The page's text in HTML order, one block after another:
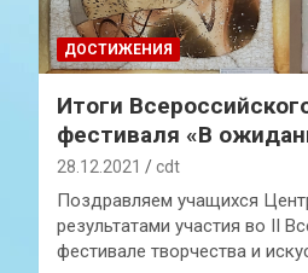
ДОСТИЖЕНИЯ
Итоги
фестиваля «В
28.12.2021 cdt
Поздравляем учащихся
результатами участия во II
фестивале творчества и